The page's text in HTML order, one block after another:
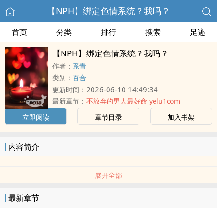
【NPH】绑定色情系统？我吗？
首页 分类 排行 搜索 足迹
【NPH】绑定色情系统？我吗？
作者： 系青
类别： 百合
更新时间： 2026-06-10 14:49:34
最新章节： 不放弃的男人最好命 yelu1com
立即阅读
章节目录 加入书架
内容简介
展开全部
最新章节